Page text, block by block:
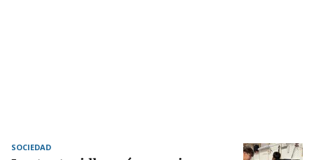
SOCIEDAD